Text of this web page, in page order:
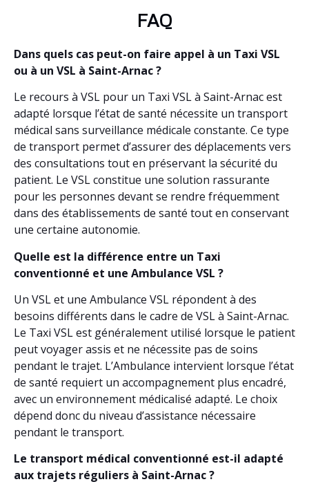
FAQ
Dans quels cas peut-on faire appel à un Taxi VSL
ou à un VSL à Saint-Arnac ?
Le recours à VSL pour un Taxi VSL à Saint-Arnac est
adapté lorsque l’état de santé nécessite un transport
médical sans surveillance médicale constante. Ce type
de transport permet d’assurer des déplacements vers
des consultations tout en préservant la sécurité du
patient. Le VSL constitue une solution rassurante
pour les personnes devant se rendre fréquemment
dans des établissements de santé tout en conservant
une certaine autonomie.
Quelle est la différence entre un Taxi
conventionné et une Ambulance VSL ?
Un VSL et une Ambulance VSL répondent à des
besoins différents dans le cadre de VSL à Saint-Arnac.
Le Taxi VSL est généralement utilisé lorsque le patient
peut voyager assis et ne nécessite pas de soins
pendant le trajet. L’Ambulance intervient lorsque l’état
de santé requiert un accompagnement plus encadré,
avec un environnement médicalisé adapté. Le choix
dépend donc du niveau d’assistance nécessaire
pendant le transport.
Le transport médical conventionné est-il adapté
aux trajets réguliers à Saint-Arnac ?